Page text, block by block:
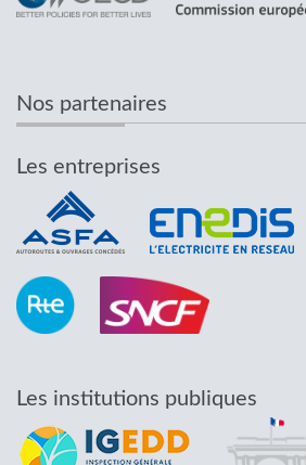
Nos partenaires
Les entreprises
Les institutions publiques